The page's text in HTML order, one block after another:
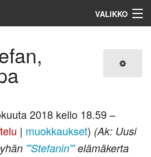
VALIKKO
Haku
2018 kello 18.59 –
| muokkaukset) (Ak: Uusi
'''Stefanin'''elämäkerta